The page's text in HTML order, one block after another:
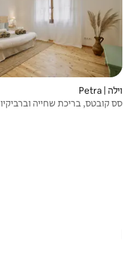
וילה | Petra
סס קובטס, בריכת שחייה וברביקיו